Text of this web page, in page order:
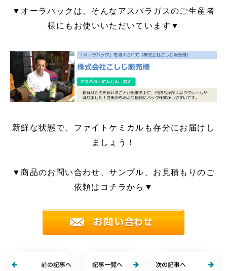
▼オーラパックは、そんなアスパラガスのご生産者
様にもお使いいただいています▼
新鮮な状態で、ファイトケミカルも存分にお届けし
ましょう！
▼商品のお問い合わせ、サンプル、お見積もりのご
依頼はコチラから▼
前の記事へ 記事一覧へ 次の記事へ